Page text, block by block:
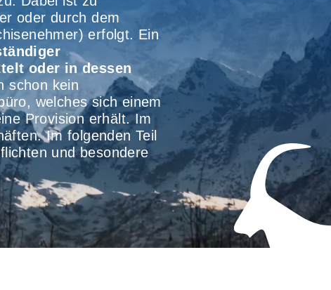
oder durch dem
erfolgt. Ein
oder in dessen
schon kein
welches sich einem
Provision erhält. Im
Im folgenden Teil
und besondere